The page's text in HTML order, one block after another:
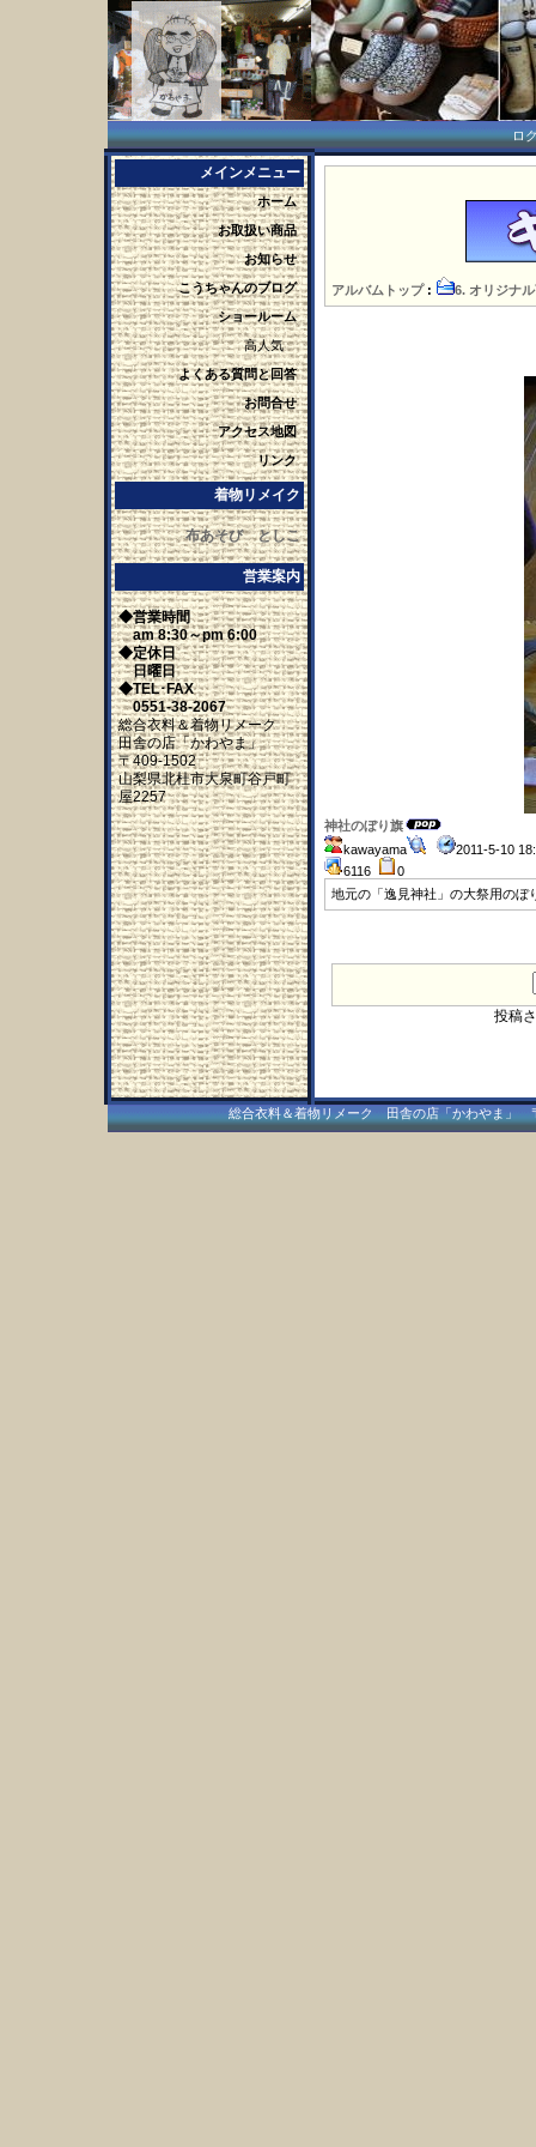
ロ
メインメニュー
ホーム
お取扱い商品
お知らせ
こうちゃんのブログ
ショールーム
高人気
よくある質問と回答
お問合せ
アクセス地図
リンク
着物リメイク
布あそび としこ
営業案内
◆営業時間
am 8:30～pm 6:00
◆定休日
日曜日
◆TEL･FAX
0551-38-2067
総合衣料＆着物リメーク
田舎の店「かわやま」
〒409-1502
山梨県北杜市大泉町谷戸町
屋2257
アルバムトップ: 6. オリジナ
神社のぼり旗
kawayama
2011-5-10
6116
0
地元の「逸見神社」の大祭用のぼ
投稿
総合衣料＆着物リメーク 田舎の店「かわやま」